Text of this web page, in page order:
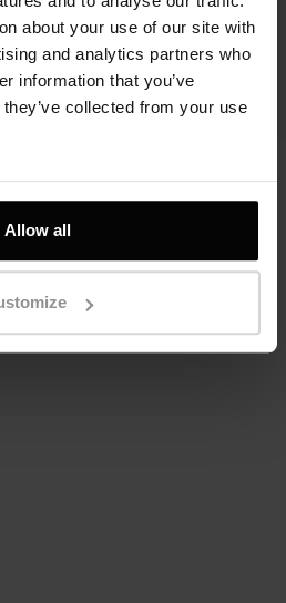
about your use of our site with
and analytics partners who
information that you’ve
collected from your use
Allow all
• All Rights Reserved